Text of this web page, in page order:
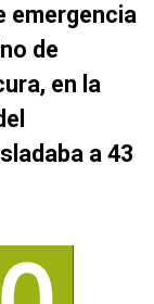
emergencia
de
en la
a 43